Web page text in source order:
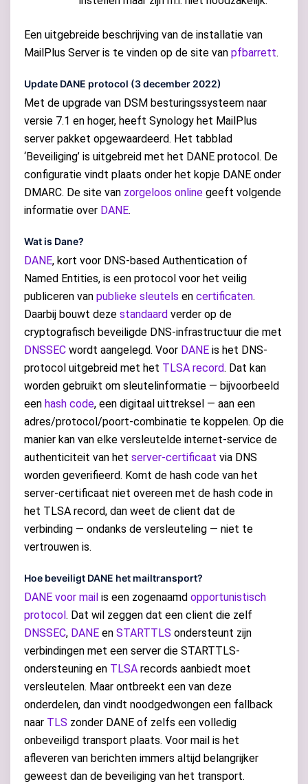
Een uitgebreide beschrijving van de installatie van
MailPlus Server is te vinden op de site van pfbarrett.
Update DANE protocol (3 december 2022)
Met de upgrade van DSM besturingssysteem naar
versie 7.1 en hoger, heeft Synology het MailPlus
server pakket opgewaardeerd. Het tabblad
‘Beveiliging’ is uitgebreid met het DANE protocol. De
configuratie vindt plaats onder het kopje DANE onder
DMARC. De site van zorgeloos online geeft volgende
informatie over DANE.
Wat is Dane?
DANE, kort voor DNS-based Authentication of
Named Entities, is een protocol voor het veilig
publiceren van publieke sleutels en certificaten.
Daarbij bouwt deze standaard verder op de
cryptografisch beveiligde DNS-infrastructuur die met
DNSSEC wordt aangelegd. Voor DANE is het DNS-
protocol uitgebreid met het TLSA record. Dat kan
worden gebruikt om sleutelinformatie — bijvoorbeeld
een hash code, een digitaal uittreksel — aan een
adres/protocol/poort-combinatie te koppelen. Op die
manier kan van elke versleutelde internet-service de
authenticiteit van het server-certificaat via DNS
worden geverifieerd. Komt de hash code van het
server-certificaat niet overeen met de hash code in
het TLSA record, dan weet de client dat de
verbinding — ondanks de versleuteling — niet te
vertrouwen is.
Hoe beveiligt DANE het mailtransport?
DANE voor mail is een zogenaamd opportunistisch
protocol . Dat wil zeggen dat een client die zelf
DNSSEC, DANE en STARTTLS ondersteunt zijn
verbindingen met een server die STARTTLS-
ondersteuning en TLSA records aanbiedt moet
versleutelen. Maar ontbreekt een van deze
onderdelen, dan vindt noodgedwongen een fallback
naar TLS zonder DANE of zelfs een volledig
onbeveiligd transport plaats. Voor mail is het
afleveren van berichten immers altijd belangrijker
geweest dan de beveiliging van het transport.